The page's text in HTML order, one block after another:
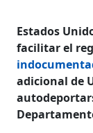
Estados
facilitar el
adicional de